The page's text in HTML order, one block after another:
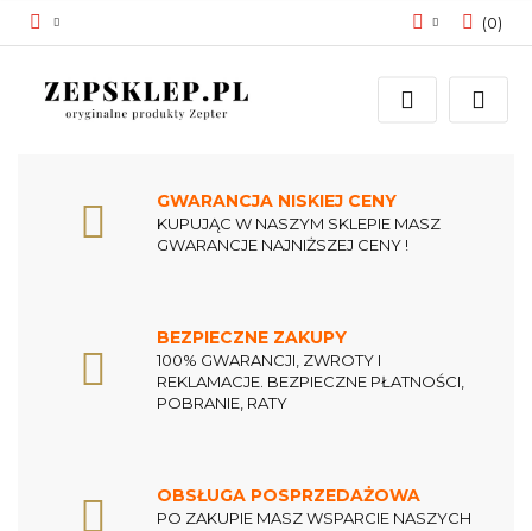
Zaloguj się
Zarejestruj się
(0)
GWARANCJA NISKIEJ CENY
KUPUJĄC W NASZYM SKLEPIE MASZ
GWARANCJE NAJNIŻSZEJ CENY !
BEZPIECZNE ZAKUPY
100% GWARANCJI, ZWROTY I
REKLAMACJE. BEZPIECZNE PŁATNOŚCI,
POBRANIE, RATY
OBSŁUGA POSPRZEDAŻOWA
PO ZAKUPIE MASZ WSPARCIE NASZYCH